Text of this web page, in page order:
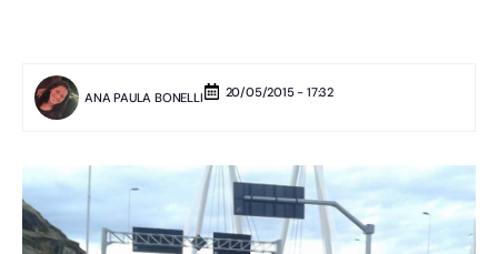
ANA PAULA BONELLI 20/05/2015 - 17:32